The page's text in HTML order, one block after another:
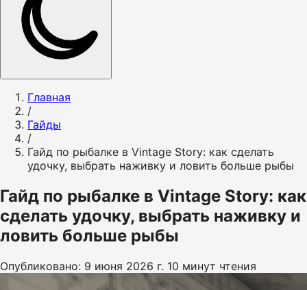
Главная
/
Гайды
/
Гайд по рыбалке в Vintage Story: как сделать
удочку, выбрать наживку и ловить больше рыбы
Гайд по рыбалке в Vintage Story: как
сделать удочку, выбрать наживку и
ловить больше рыбы
Опубликовано: 9 июня 2026 г. 10 минут чтения